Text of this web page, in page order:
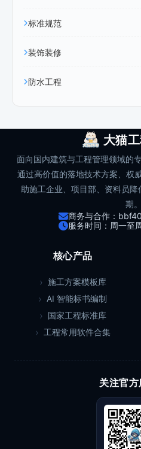
标准规范
装饰装修
防水工程
大猫
面向国内建筑与工程管理领域的
通过高价值的落地技术方案、权
助施工企业、项目部、资料员
期。
商务与合作：
服务时间：周一
核心产品
施工方案模板库
AI 智能标书编制
国家工程标准库
工程常用软件合集
关注官